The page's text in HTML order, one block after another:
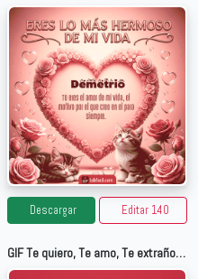
Descargar Editar 140
GIF Te quiero, Te amo, Te extraño para Demetrio